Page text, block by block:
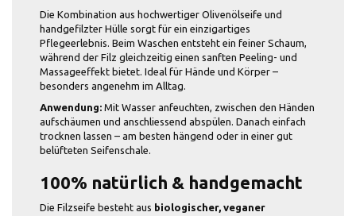
Die Kombination aus hochwertiger Olivenölseife und
handgefilzter Hülle sorgt für ein einzigartiges
Pflegeerlebnis. Beim Waschen entsteht ein feiner Schaum,
während der Filz gleichzeitig einen sanften Peeling- und
Massageeffekt bietet. Ideal für Hände und Körper –
besonders angenehm im Alltag.
Anwendung: Mit Wasser anfeuchten, zwischen den Händen
aufschäumen und anschliessend abspülen. Danach einfach
trocknen lassen – am besten hängend oder in einer gut
belüfteten Seifenschale.
100% natürlich & handgemacht
Die Filzseife besteht aus biologischer, veganer